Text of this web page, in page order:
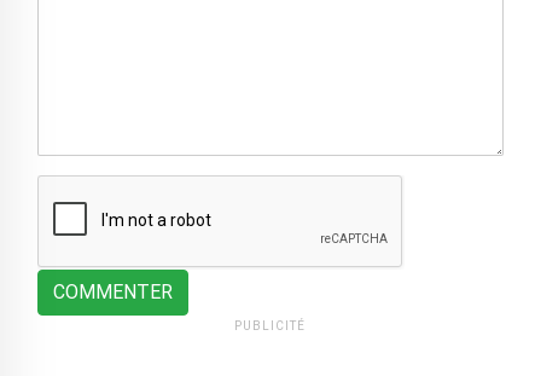
COMMENTER
PUBLICITÉ